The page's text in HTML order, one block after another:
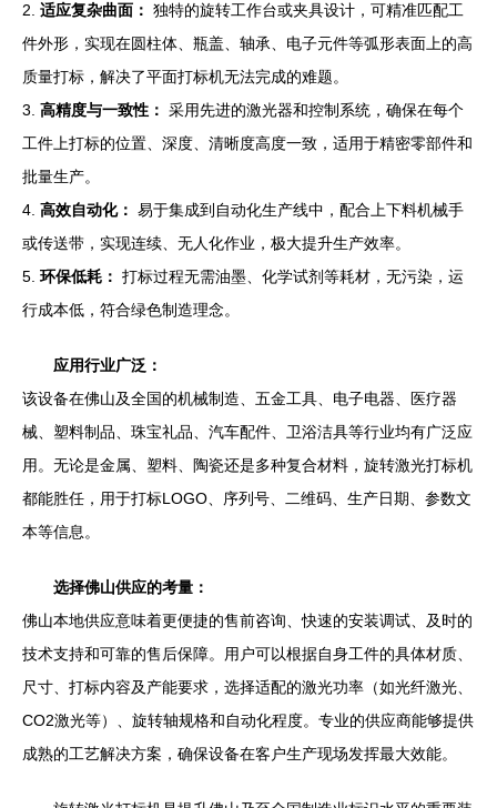
2. 适应复杂曲面： 独特的旋转工作台或夹具设计，可精准匹配工
件外形，实现在圆柱体、瓶盖、轴承、电子元件等弧形表面上的高
质量打标，解决了平面打标机无法完成的难题。
3. 高精度与一致性： 采用先进的激光器和控制系统，确保在每个
工件上打标的位置、深度、清晰度高度一致，适用于精密零部件和
批量生产。
4. 高效自动化： 易于集成到自动化生产线中，配合上下料机械手
或传送带，实现连续、无人化作业，极大提升生产效率。
5. 环保低耗： 打标过程无需油墨、化学试剂等耗材，无污染，运
行成本低，符合绿色制造理念。
应用行业广泛：
该设备在佛山及全国的机械制造、五金工具、电子电器、医疗器
械、塑料制品、珠宝礼品、汽车配件、卫浴洁具等行业均有广泛应
用。无论是金属、塑料、陶瓷还是多种复合材料，旋转激光打标机
都能胜任，用于打标LOGO、序列号、二维码、生产日期、参数文
本等信息。
选择佛山供应的考量：
佛山本地供应意味着更便捷的售前咨询、快速的安装调试、及时的
技术支持和可靠的售后保障。用户可以根据自身工件的具体材质、
尺寸、打标内容及产能要求，选择适配的激光功率（如光纤激光、
CO2激光等）、旋转轴规格和自动化程度。专业的供应商能够提供
成熟的工艺解决方案，确保设备在客户生产现场发挥最大效能。